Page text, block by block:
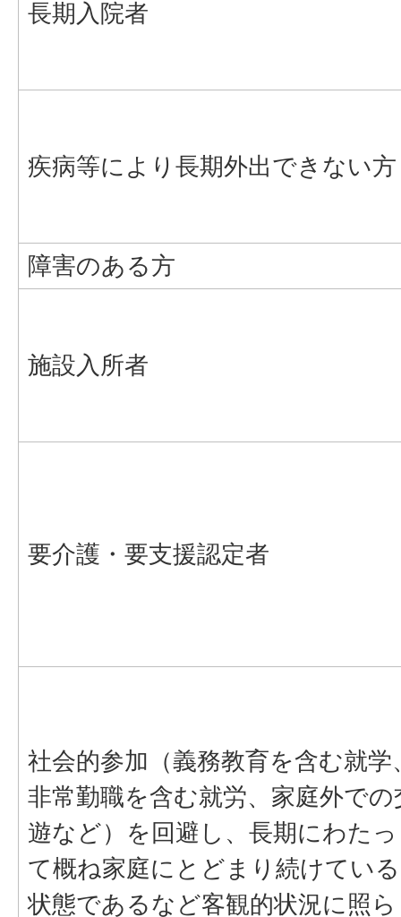
長期入院者
疾病等により長期外出できない方
障害のある方
施設入所者
要介護・要支援認定者
社会的参加（義務教育を含む就学
非常勤職を含む就労、家庭外での
遊など）を回避し、長期にわたっ
て概ね家庭にとどまり続けている
状態であるなど客観的状況に照